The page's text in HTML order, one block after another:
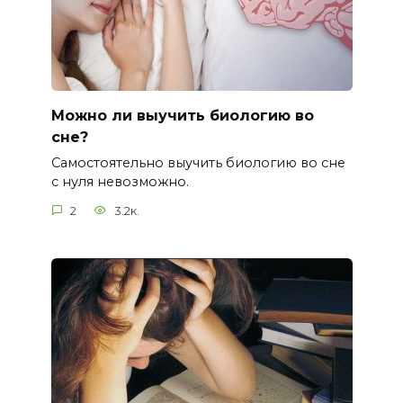
Можно ли выучить биологию во
сне?
Самостоятельно выучить биологию во сне
с нуля невозможно.
2 3.2к.